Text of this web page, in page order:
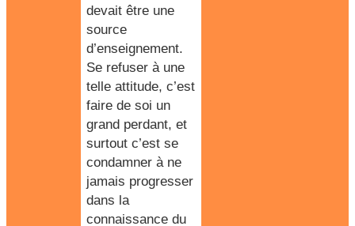
devait être une
source
d’enseignement.
Se refuser à une
telle attitude, c’est
faire de soi un
grand perdant, et
surtout c’est se
condamner à ne
jamais progresser
dans la
connaissance du